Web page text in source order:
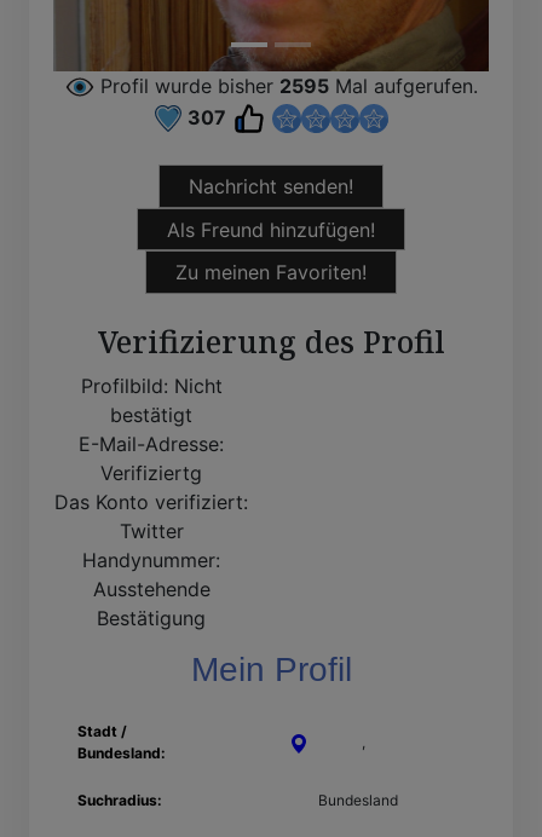
Profil wurde bisher 2595Mal aufgerufen.
307
Nachricht senden!
Als Freund hinzufügen!
Zu meinen Favoriten!
Verifizierung des Profil
Profilbild: Nicht
bestätigt
E-Mail-Adresse:
Verifiziertg
Das Konto verifiziert:
Twitter
Handynummer:
Ausstehende
Bestätigung
Mein Profil
Stadt /
Bundesland:
,
Suchradius: Bundesland